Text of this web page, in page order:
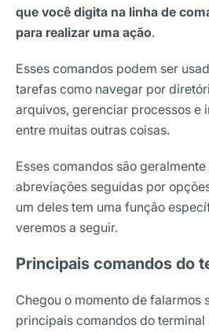
que você digita na linha de
para realizar uma ação.
Esses comandos podem ser
tarefas como navegar por
arquivos, gerenciar processos e
entre muitas outras coisas.
Esses comandos são
abreviações seguidas por
um deles tem uma função
veremos a seguir.
Principais comandos do
Chegou o momento de falarmos
principais comandos do terminal